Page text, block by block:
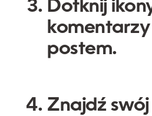
Dotknij
postem.
Znajdź swój